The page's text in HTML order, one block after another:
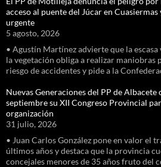
acceso al puente del Júcar en
urgente
5 agosto, 2026
• Agustín Martínez advierte que la
la vegetación obliga a realizar maniobras
riesgo de accidentes y pide a la
Nuevas Generaciones del PP de Albacete
septiembre su XII Congreso Provincial
organización
31 julio, 2026
• Juan Carlos González pone en valor el
últimos años y destaca que la provincia
concejales menores de 35 años fruto del